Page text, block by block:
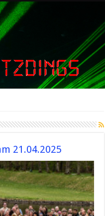
21.04.2025